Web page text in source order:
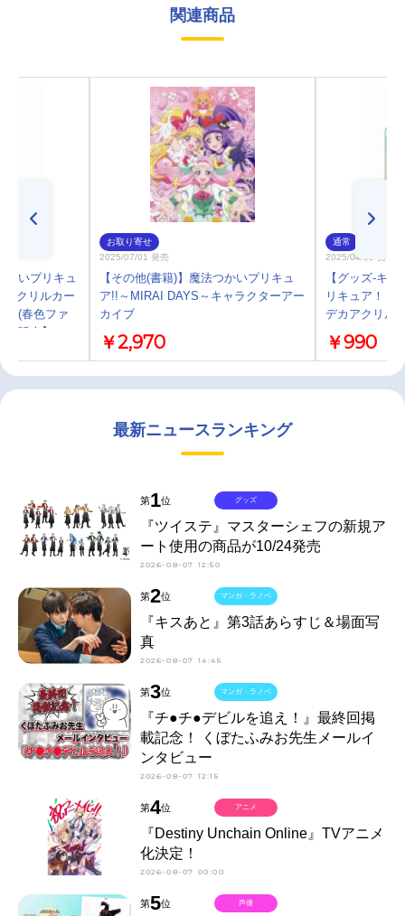
関連商品
かいプリキュ
クリルカー
ン(春色ファ
販売】
お取り寄せ
2025/07/01 発売
【その他(書籍)】魔法つかいプリキュ
ア!!～MIRAI DAYS～キャラクターアー
カイブ
￥2,970
通常
2025/04/05 発売
【グッズ-キ
リキュア！！
デカアクリル
は&モフルン(
メイト先行販
￥990
最新ニュースランキング
第1位
『ツイステ』マスターシェフの新規ア
ート使用の商品が10/24発売
2026-08-07 12:50
グッズ
第2位
『キスあと』第3話あらすじ＆場面写
真
2026-08-07 14:45
マンガ・ラノベ
第3位
『チ●チ●デビルを追え！』最終回掲
載記念！ くぼたふみお先生メールイ
ンタビュー
2026-08-07 12:15
マンガ・ラノベ
第4位
『Destiny Unchain Online』TVアニメ
化決定！
2026-08-07 00:00
アニメ
第5位 声優